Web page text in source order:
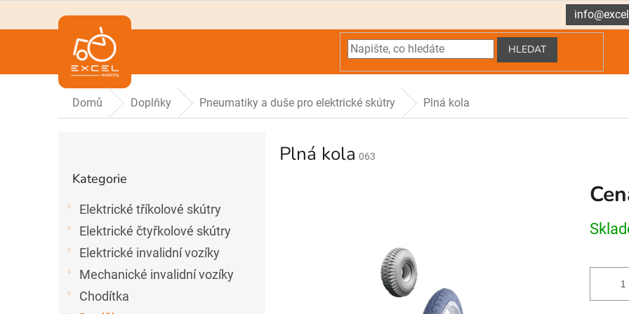
HLEDAT
Domů Doplňky Pneumatiky a duše pro elektrické skútry Plná kola
kategorie
Kategorie
Elektrické tříkolové skútry
Elektrické čtyřkolové skútry
Elektrické invalidní vozíky
Mechanické invalidní vozíky
Chodítka
Plná kola 063
Měrná
cena: